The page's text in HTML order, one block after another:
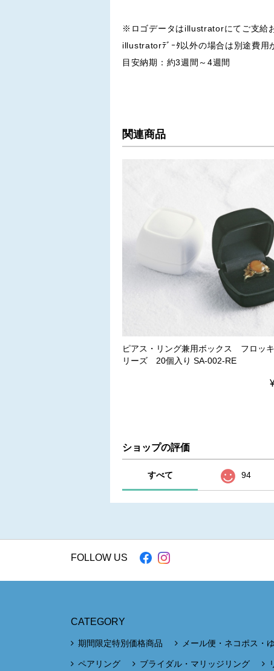
※ロゴデータはillustratorにてご支給
illustratorﾃﾞｰﾀ以外の場合は別途費用
目安納期：約3週間～4週間
関連商品
ピアス・リング兼用ボックス フロッ
リーズ 20個入り SA-002-RE
ショップの評価
すべて 94
FOLLOW US
CATEGORY
期間限定特別価格商品 メール便・ネコポス・
ペアリング ブライダル・マリッジリング